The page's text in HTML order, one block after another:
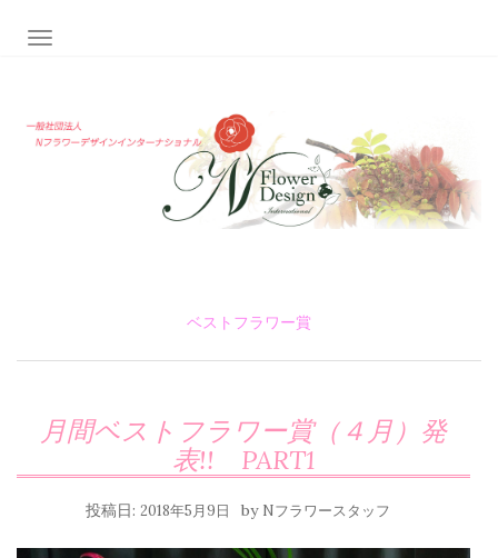
ナビゲーション切り替え
ベストフラワー賞
月間ベストフラワー賞（４月）発
表!! PART1
投稿日: 2018年5月9日 by Nフラワースタッフ